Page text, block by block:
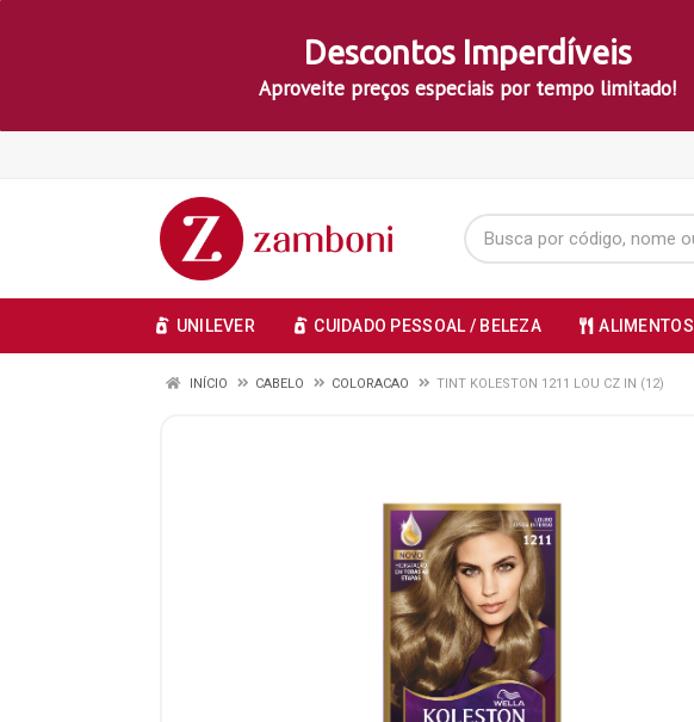
Descontos Imperdíveis
Aproveite preços especiais por tempo limitado!
UNILEVER CUIDADO PESSOAL / BELEZA ALIMENTOS
INÍCIO CABELO COLORACAO TINT KOLESTON 1211 LOU CZ IN (12)